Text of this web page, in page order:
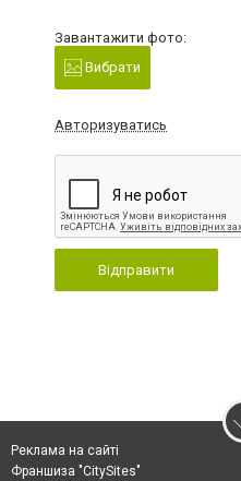
Завантажити фото:
Вибрати
Авторизуватись
Відправити
Реклама на сайті
Франшиза "CitySites"